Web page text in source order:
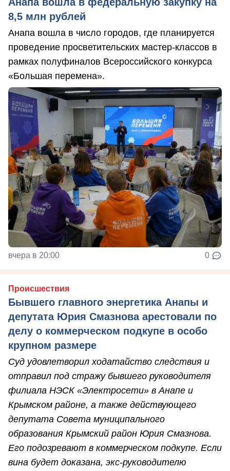
Анапа вошла в федеральную закупку на
8,5 млн рублей
Анапа вошла в число городов, где планируется
проведение просветительских мастер-классов в
рамках полуфиналов Всероссийского конкурса
«Большая перемена».
вчера в 20:00 0
Происшествия
Бывшего главного энергетика Анапы и
депутата Юрия Смазнова арестовали по
делу о коммерческом подкупе в особо
крупном размере
Суд удовлетворил ходатайство следствия и
отправил под стражу бывшего руководителя
филиала НЭСК «Электросети» в Анапе и
Крымском районе, а также действующего
депутата Совета муниципального
образования Крымский район Юрия Смазнова.
Его подозревают в коммерческом подкупе. Если
вина будет доказана, экс-руководителю